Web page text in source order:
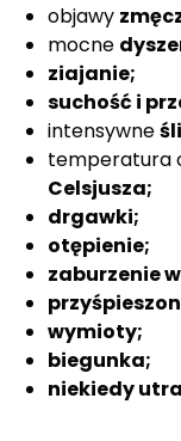
objawy
mocne
ziajanie;
suchość i
intensywne
temperatura
Celsjusza;
drgawki;
otępienie;
zaburzenie
wymioty;
biegunka;
niekiedy